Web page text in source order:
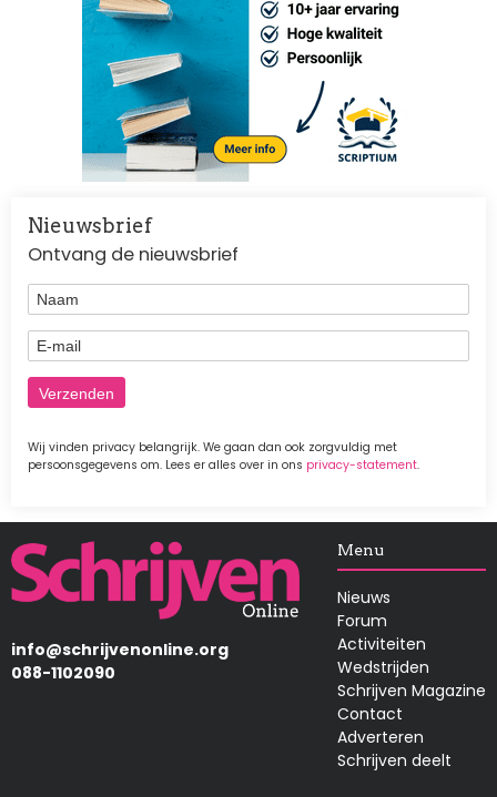
Nieuwsbrief
Ontvang de nieuwsbrief
Naam
E-mail
Wij vinden privacy belangrijk. We gaan dan ook zorgvuldig met
persoonsgegevens om. Lees er alles over in ons privacy-statement.
Afbeelding
info@schrijvenonline.org
088-1102090
Menu
Nieuws
Forum
Activiteiten
Wedstrijden
Schrijven Magazine
Contact
Adverteren
Schrijven deelt